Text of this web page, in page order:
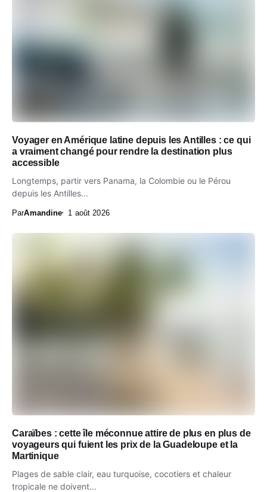
Voyager en Amérique latine depuis les Antilles : ce qui
a vraiment changé pour rendre la destination plus
accessible
Longtemps, partir vers Panama, la Colombie ou le Pérou
depuis les Antilles...
ParAmandine 1 août 2026
Caraïbes : cette île méconnue attire de plus en plus de
voyageurs qui fuient les prix de la Guadeloupe et la
Martinique
Plages de sable clair, eau turquoise, cocotiers et chaleur
tropicale ne doivent...